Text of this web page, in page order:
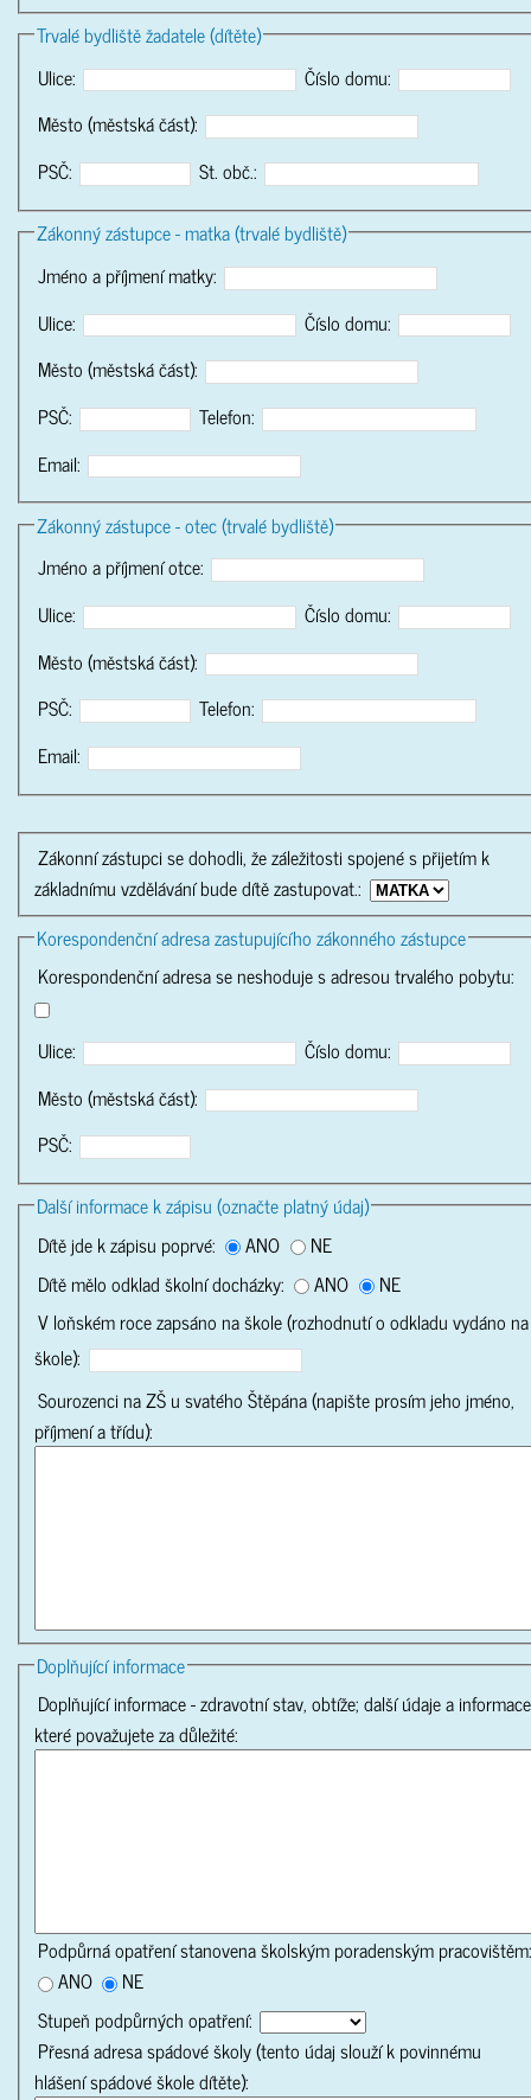
Trvalé bydliště žadatele (dítěte)
Ulice:
Číslo domu:
Město (městská část):
PSČ:
St. obč.:
Zákonný zástupce - matka (trvalé bydliště)
Jméno a příjmení matky:
Ulice:
Číslo domu:
Město (městská část):
PSČ:
Telefon:
Email:
Zákonný zástupce - otec (trvalé bydliště)
Jméno a příjmení otce:
Ulice:
Číslo domu:
Město (městská část):
PSČ:
Telefon:
Email:
Zákonní zástupci se dohodli, že záležitosti spojené s přijetím k
základnímu vzdělávání bude dítě zastupovat.:
Korespondenční adresa zastupujícího zákonného zástupce
Korespondenční adresa se neshoduje s adresou trvalého pobytu:
Ulice:
Číslo domu:
Město (městská část):
PSČ:
Další informace k zápisu (označte platný údaj)
Dítě jde k zápisu poprvé:
ANO
NE
Dítě mělo odklad školní docházky:
ANO
NE
V loňském roce zapsáno na škole (rozhodnutí o odkladu vydáno na
škole):
Sourozenci na ZŠ u svatého Štěpána (napište prosím jeho jméno,
příjmení a třídu):
Doplňující informace
Doplňující informace - zdravotní stav, obtíže; další údaje a
které považujete za důležité:
Podpůrná opatření stanovena školským poradenským pracovištěm:
ANO
NE
Stupeň podpůrných opatření:
Přesná adresa spádové školy (tento údaj slouží k povinnému
hlášení spádové škole dítěte):